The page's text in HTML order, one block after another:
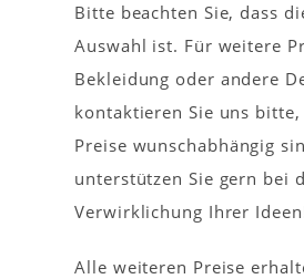
Bitte beachten Sie, dass
Auswahl ist. Für weitere
Bekleidung oder andere
kontaktieren Sie uns
Preise wunschabhängig
unterstützen Sie gern bei
Verwirklichung Ihrer
Alle weiteren Preise